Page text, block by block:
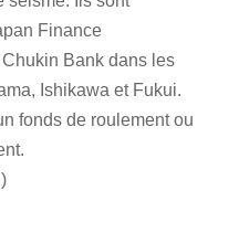
Finance
Bank dans les
Ishikawa et Fukui.
fonds de roulement ou